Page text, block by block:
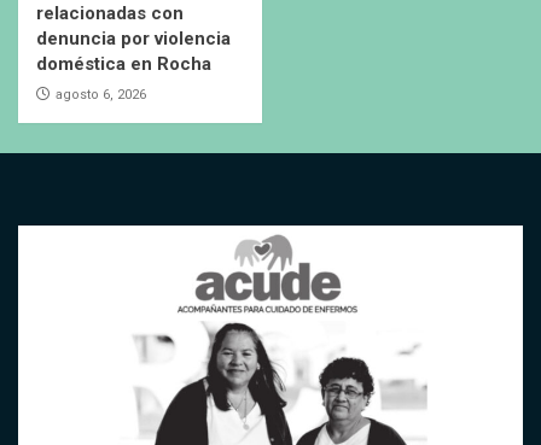
relacionadas con
denuncia por violencia
doméstica en Rocha
agosto 6, 2026